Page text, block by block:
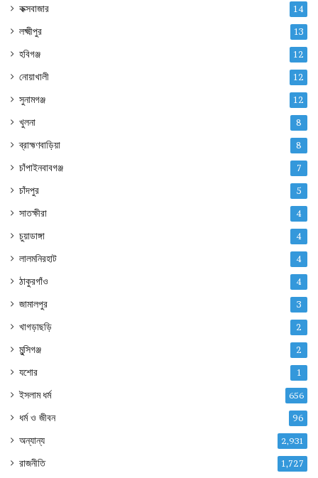
কক্সবাজার 14
লক্ষ্মীপুর 13
হবিগঞ্জ 12
নোয়াখালী 12
সুনামগঞ্জ 12
খুলনা 8
ব্রাহ্মণবাড়িয়া 8
চাঁপাইনবাবগঞ্জ 7
চাঁদপুর 5
সাতক্ষীরা 4
চুয়াডাঙ্গা 4
লালমনিরহাট 4
ঠাকুরগাঁও 4
জামালপুর 3
খাগড়াছড়ি 2
মুন্সিগঞ্জ 2
যশোর 1
ইসলাম ধর্ম 656
ধর্ম ও জীবন 96
অন্যান্য 2,931
রাজনীতি 1,727